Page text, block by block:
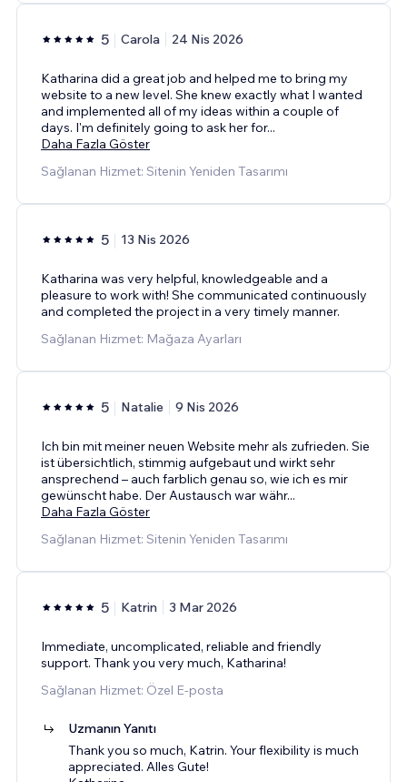
5 Carola 24 Nis 2026
Katharina did a great job and helped me to bring my
website to a new level. She knew exactly what I wanted
and implemented all of my ideas within a couple of
days. I'm definitely going to ask her for...
Daha Fazla Göster
Sağlanan Hizmet: Sitenin Yeniden Tasarımı
5 13 Nis 2026
Katharina was very helpful, knowledgeable and a
pleasure to work with! She communicated continuously
and completed the project in a very timely manner.
Sağlanan Hizmet: Mağaza Ayarları
5 Natalie 9 Nis 2026
Ich bin mit meiner neuen Website mehr als zufrieden. Sie
ist übersichtlich, stimmig aufgebaut und wirkt sehr
ansprechend – auch farblich genau so, wie ich es mir
gewünscht habe. Der Austausch war währ...
Daha Fazla Göster
Sağlanan Hizmet: Sitenin Yeniden Tasarımı
5 Katrin 3 Mar 2026
Immediate, uncomplicated, reliable and friendly
support. Thank you very much, Katharina!
Sağlanan Hizmet: Özel E-posta
Uzmanın Yanıtı
Thank you so much, Katrin. Your flexibility is much
appreciated. Alles Gute!